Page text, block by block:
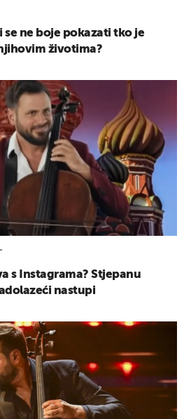
se ne boje pokazati tko je
životima?
s Instagrama? Stjepanu
nastupi